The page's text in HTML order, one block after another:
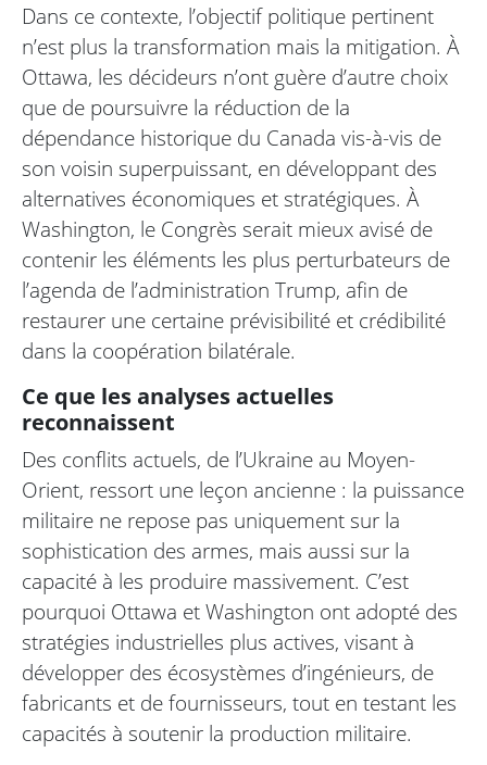
Dans ce contexte, l’objectif politique pertinent
n’est plus la transformation mais la mitigation. À
Ottawa, les décideurs n’ont guère d’autre choix
que de poursuivre la réduction de la
dépendance historique du Canada vis-à-vis de
son voisin superpuissant, en développant des
alternatives économiques et stratégiques. À
Washington, le Congrès serait mieux avisé de
contenir les éléments les plus perturbateurs de
l’agenda de l’administration Trump, afin de
restaurer une certaine prévisibilité et crédibilité
dans la coopération bilatérale.
Ce que les analyses actuelles
reconnaissent
Des conflits actuels, de l’Ukraine au Moyen-
Orient, ressort une leçon ancienne : la puissance
militaire ne repose pas uniquement sur la
sophistication des armes, mais aussi sur la
capacité à les produire massivement. C’est
pourquoi Ottawa et Washington ont adopté des
stratégies industrielles plus actives, visant à
développer des écosystèmes d’ingénieurs, de
fabricants et de fournisseurs, tout en testant les
capacités à soutenir la production militaire.